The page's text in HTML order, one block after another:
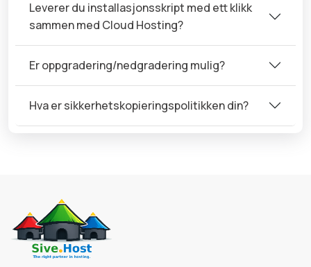
Leverer du installasjonsskript med ett klikk
sammen med Cloud Hosting?
Er oppgradering/nedgradering mulig?
Hva er sikkerhetskopieringspolitikken din?